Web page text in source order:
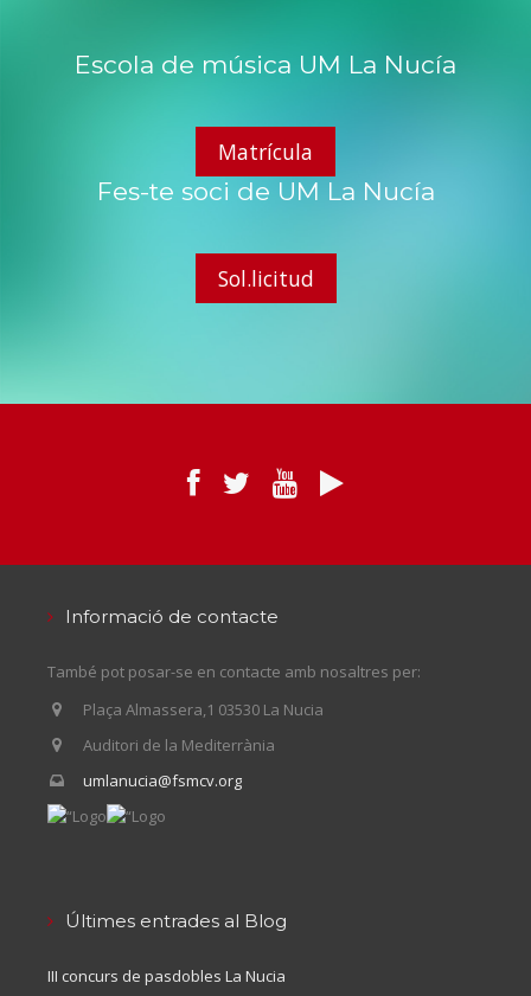
Escola de música UM La Nucía
Matrícula
Fes-te soci de UM La Nucía
Sol.licitud
Informació de contacte
També pot posar-se en contacte amb nosaltres per:
Plaça Almassera,1 03530 La Nucia
Auditori de la Mediterrània
umlanucia@fsmcv.org
Últimes entrades al Blog
III concurs de pasdobles La Nucia